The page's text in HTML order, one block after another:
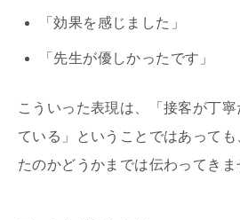
「効果を感じました」
「先生が優しかったです」
こういった表現は、「接客が丁
ている」ということではあって
たのかどうかまでは伝わってきま